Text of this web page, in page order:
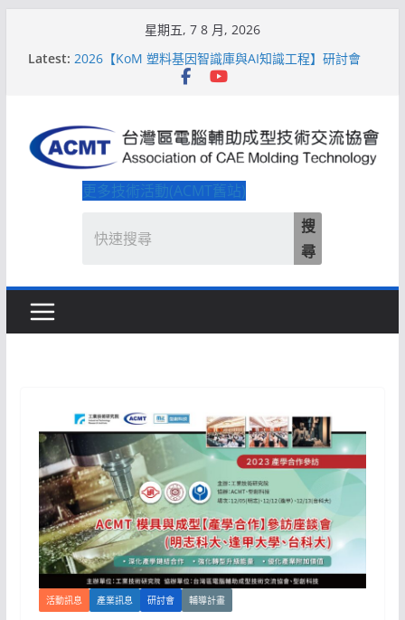
星期五, 7 8 月, 2026
Latest: 2026【KoM 塑料基因智識庫與AI知識工程】研討會
【培訓課程】【ACMT Ｔ零量產】模具估報價：貫穿
具展重磅登場
ACMT打造「Smart Molding 模塑智造平台」主題館
2026【QoM 射出成型高品質穩定生產】研討會
更多技術活動(ACMT舊站)
搜
尋
活動訊息 產業訊息 研討會 輔導計畫